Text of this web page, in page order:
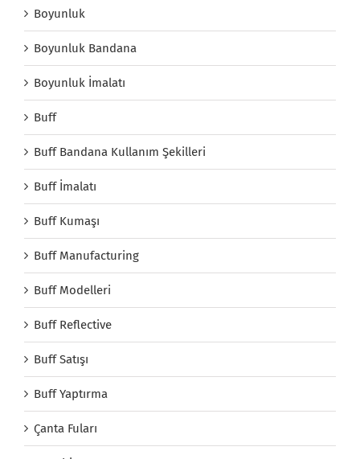
Boyunluk
Boyunluk Bandana
Boyunluk İmalatı
Buff
Buff Bandana Kullanım Şekilleri
Buff İmalatı
Buff Kumaşı
Buff Manufacturing
Buff Modelleri
Buff Reflective
Buff Satışı
Buff Yaptırma
Çanta Fuları